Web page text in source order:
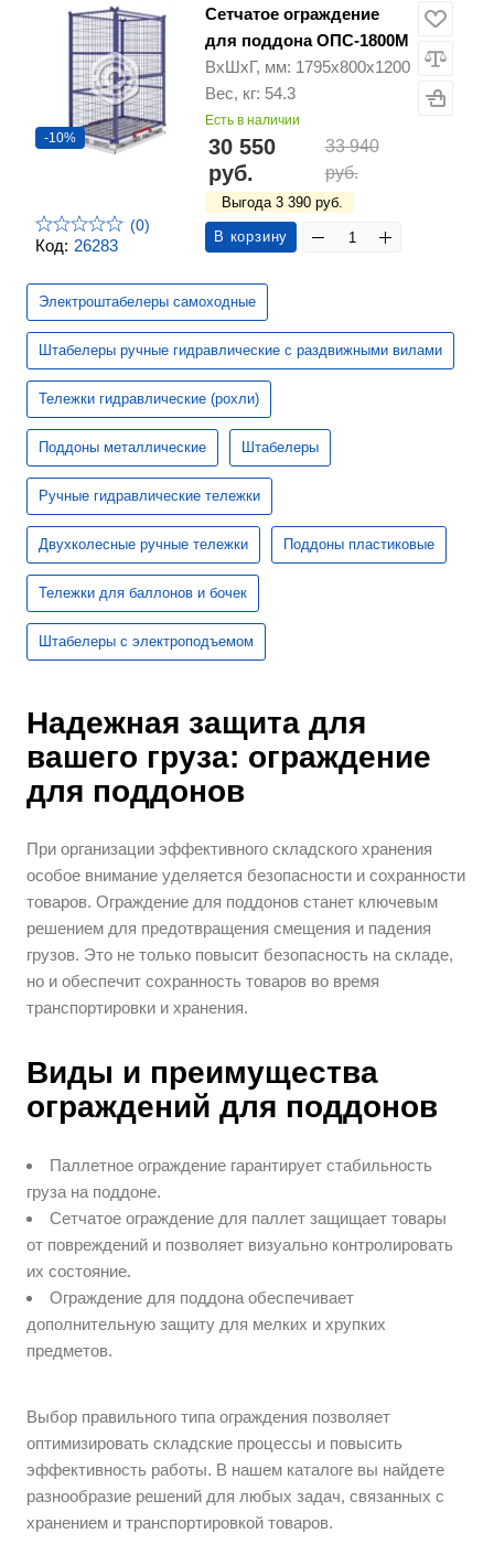
Код: 26283
-10%
(0)
Сетчатое ограждение
для поддона ОПС-1800М
ВхШхГ, мм: 1795х800х1200
Вес, кг: 54.3
Есть в наличии
30 550
руб.
33 940
руб.
Выгода 3 390 руб.
В корзину
Электроштабелеры самоходные
Штабелеры ручные гидравлические с раздвижными вилами
Тележки гидравлические (рохли)
Поддоны металлические Штабелеры
Ручные гидравлические тележки
Двухколесные ручные тележки Поддоны пластиковые
Тележки для баллонов и бочек
Штабелеры с электроподъемом
Надежная защита для
вашего груза: ограждение
для поддонов
При организации эффективного складского хранения
особое внимание уделяется безопасности и сохранности
товаров. Ограждение для поддонов станет ключевым
решением для предотвращения смещения и падения
грузов. Это не только повысит безопасность на складе,
но и обеспечит сохранность товаров во время
транспортировки и хранения.
Виды и преимущества
ограждений для поддонов
Паллетное ограждение гарантирует стабильность
груза на поддоне.
Сетчатое ограждение для паллет защищает товары
от повреждений и позволяет визуально контролировать
их состояние.
Ограждение для поддона обеспечивает
дополнительную защиту для мелких и хрупких
предметов.
Выбор правильного типа ограждения позволяет
оптимизировать складские процессы и повысить
эффективность работы. В нашем каталоге вы найдете
разнообразие решений для любых задач, связанных с
хранением и транспортировкой товаров.